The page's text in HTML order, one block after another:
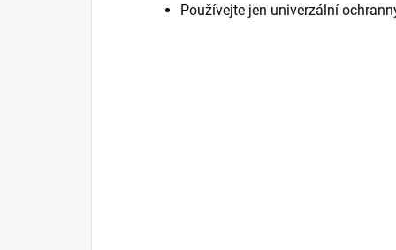
Používejte jen univerzální